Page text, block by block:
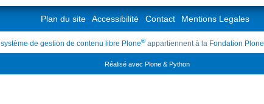
Plan du site Accessibilité Contact Mentions Legales
système de gestion de contenu libre Plone®appartiennent à la Fondation Plone
Réalisé avec Plone & Python